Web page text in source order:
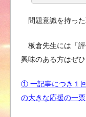
問題意識を持った
板倉先生には「評
興味のある方はぜひ
① 一記事につき１
の大きな応援の一票